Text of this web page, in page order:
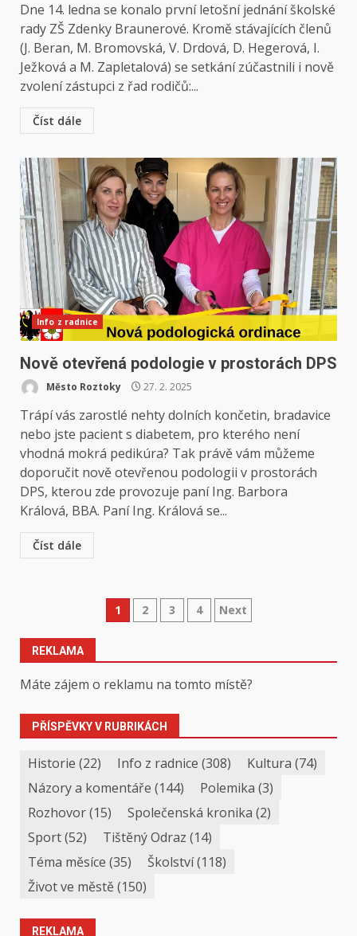
Dne 14. ledna se konalo první letošní jednání školské
rady ZŠ Zdenky Braunerové. Kromě stávajících členů
(J. Beran, M. Bromovská, V. Drdová, D. Hegerová, I.
Ježková a M. Zapletalová) se setkání zúčastnili i nově
zvolení zástupci z řad rodičů:...
Číst dále
Info z radnice
Nově otevřená podologie v prostorách DPS
Město Roztoky 27. 2. 2025
Trápí vás zarostlé nehty dolních končetin, bradavice
nebo jste pacient s diabetem, pro kterého není
vhodná mokrá pedikúra? Tak právě vám můžeme
doporučit nově otevřenou podologii v prostorách
DPS, kterou zde provozuje paní Ing. Barbora
Králová, BBA. Paní Ing. Králová se...
Číst dále
Stránkování
1 2 3 4 Next
REKLAMA
Máte zájem o reklamu na tomto místě?
PŘÍSPĚVKY V RUBRIKÁCH
Historie (22) Info z radnice (308) Kultura (74)
Názory a komentáře (144) Polemika (3)
Rozhovor(15) Společenská kronika (2)
Sport(52) Tištěný Odraz (14)
Téma měsíce (35) Školství(118)
Život ve městě(150)
REKLAMA